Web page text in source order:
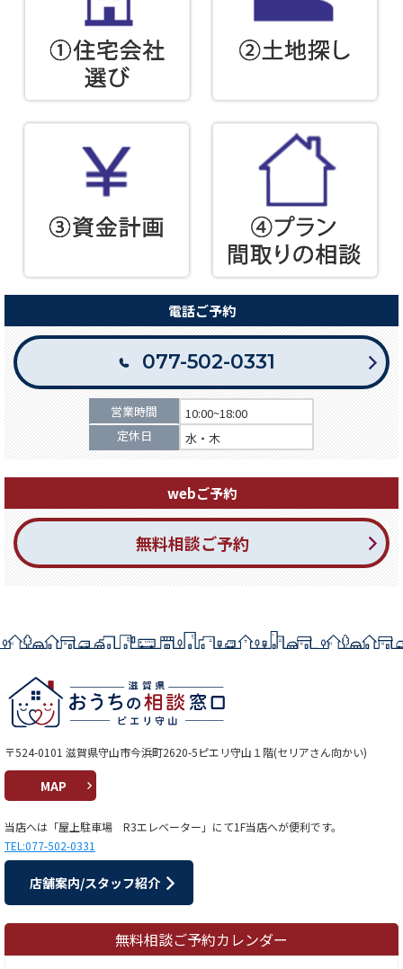
電話ご予約
077-502-0331
営業時間
10:00~18:00
定休日
水・木
webご予約
無料相談ご予約
〒524-0101 滋賀県守山市今浜町2620-5ピエリ守山１階(セリアさん向かい)
MAP
当店へは「屋上駐車場 R3エレベーター」にて1F当店へが便利です。
TEL:077-502-0331
店舗案内/スタッフ紹介
無料相談ご予約カレンダー